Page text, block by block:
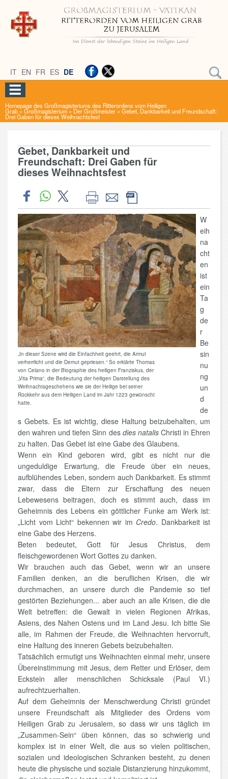
IT EN FR ES DE
Homepage des Großmagisteriums des Ritterordens vom Heiligen
Grab » Großmagisterium» Der Großmeister » Gebet, Dankbarkeit und Freundschaft:
Drei Gaben für dieses Weihnachtsfest
Gebet, Dankbarkeit und
Freundschaft: Drei Gaben für
dieses Weihnachtsfest
„In dieser Szene wird die Einfachheit geehrt, die Armut
verherrlicht und die Demut gepriesen.“ So erklärte Thomas
von Celano in der Biographie des heiligen Franziskus, der
„Vita Prima“, die Bedeutung der heiligen Darstellung des
Weihnachtsgeschehens wie sie der Heilige bei seiner
Rückkehr aus dem Heiligen Land im Jahr 1223 gewünscht
hatte.
W
eih
na
cht
en
ist
ein
Ta
g
de
r
Be
sin
nu
ng
un
d
de
s Gebets. Es ist wichtig, diese Haltung beizubehalten, um
den wahren und tiefen Sinn des dies natalisChristi in Ehren
zu halten. Das Gebet ist eine Gabe des Glaubens.
Wenn ein Kind geboren wird, gibt es nicht nur die
ungeduldige Erwartung, die Freude über ein neues,
aufblühendes Leben, sondern auch Dankbarkeit. Es stimmt
zwar, dass die Eltern zur Erschaffung des neuen
Lebewesens beitragen, doch es stimmt auch, dass im
Geheimnis des Lebens ein göttlicher Funke am Werk ist:
„Licht vom Licht“ bekennen wir im Credo. Dankbarkeit ist
eine Gabe des Herzens.
Beten bedeutet, Gott für Jesus Christus, dem
fleischgewordenen Wort Gottes zu danken.
Wir brauchen auch das Gebet, wenn wir an unsere
Familien denken, an die beruflichen Krisen, die wir
durchmachen, an unsere durch die Pandemie so tief
gestörten Beziehungen... aber auch an alle Krisen, die die
Welt betreffen: die Gewalt in vielen Regionen Afrikas,
Asiens, des Nahen Ostens und im Land Jesu. Ich bitte Sie
alle, im Rahmen der Freude, die Weihnachten hervorruft,
eine Haltung des inneren Gebets beizubehalten.
Tatsächlich ermutigt uns Weihnachten einmal mehr, unsere
Übereinstimmung mit Jesus, dem Retter und Erlöser, dem
Eckstein aller menschlichen Schicksale (Paul VI.)
aufrechtzuerhalten.
Auf dem Geheimnis der Menschwerdung Christi gründet
unsere Freundschaft als Mitglieder des Ordens vom
Heiligen Grab zu Jerusalem, so dass wir uns täglich im
„Zusammen-Sein“ üben können, das so schwierig und
komplex ist in einer Welt, die aus so vielen politischen,
sozialen und ideologischen Schranken besteht, zu denen
heute die physische und soziale Distanzierung hinzukommt,